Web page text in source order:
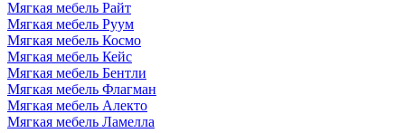
Мягкая мебель Райт
Мягкая мебель Руум
Мягкая мебель Космо
Мягкая мебель Кейс
Мягкая мебель Бентли
Мягкая мебель Флагман
Мягкая мебель Алекто
Мягкая мебель Ламелла